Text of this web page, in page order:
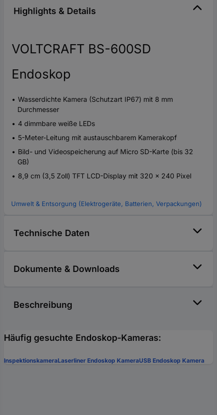
Highlights & Details
VOLTCRAFT BS-600SD
Endoskop
Wasserdichte Kamera (Schutzart IP67) mit 8 mm
Durchmesser
4 dimmbare weiße LEDs
5-Meter-Leitung mit austauschbarem Kamerakopf
Bild- und Videospeicherung auf Micro SD-Karte (bis 32
GB)
8,9 cm (3,5 Zoll) TFT LCD-Display mit 320 x 240 Pixel
Umwelt & Entsorgung (Elektrogeräte, Batterien, Verpackungen)
Technische Daten
Dokumente & Downloads
Beschreibung
Häufig gesuchte Endoskop-Kameras:
InspektionskameraLaserliner Endoskop KameraUSB Endoskop Kamera